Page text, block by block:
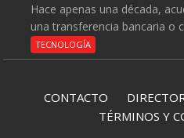
Hace apenas una década,
una transferencia bancaria o
TECNOLOGÍA
CONTACTO
TÉRMINOS Y